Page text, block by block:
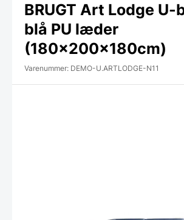
BRUGT Art Lodge
blå PU læder
(180x200x180cm)
Varenummer: DEMO-U.ARTLODGE-N11